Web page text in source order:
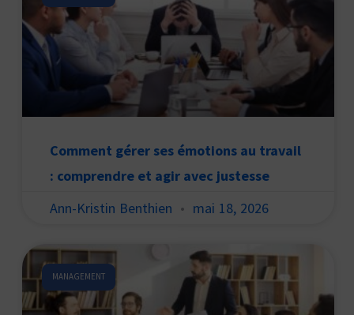
Comment gérer ses émotions au travail
: comprendre et agir avec justesse
Ann-Kristin Benthien
mai 18, 2026
MANAGEMENT